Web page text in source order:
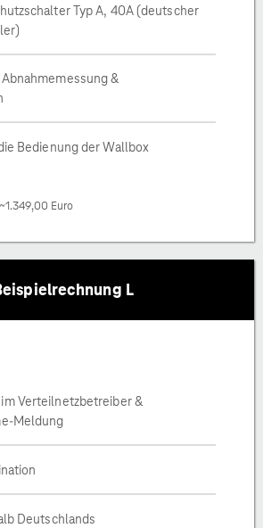
Typ A, 40A (deutscher
&
Bedienung der Wallbox
Euro
L
Verteilnetzbetreiber &
Meldung
Deutschlands